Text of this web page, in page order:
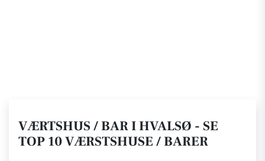
VÆRTSHUS / BAR I HVALSØ - SE
TOP 10 VÆRSTSHUSE / BARER